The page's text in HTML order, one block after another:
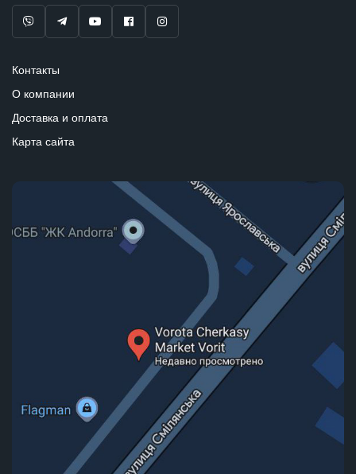
Контакты
О компании
Доставка и оплата
Карта сайта